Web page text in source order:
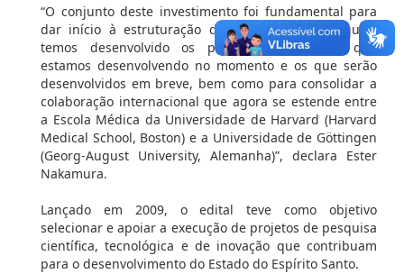
“O conjunto deste investimento foi fundamental para
dar início à estruturação das bases sobre às quais
temos desenvolvido os projetos iniciais, os que
estamos desenvolvendo no momento e os que serão
desenvolvidos em breve, bem como para consolidar a
colaboração internacional que agora se estende entre
a Escola Médica da Universidade de Harvard (Harvard
Medical School, Boston) e a Universidade de Göttingen
(Georg-August University, Alemanha)”, declara Ester
Nakamura.
Lançado em 2009, o edital teve como objetivo
selecionar e apoiar a execução de projetos de pesquisa
científica, tecnológica e de inovação que contribuam
para o desenvolvimento do Estado do Espírito Santo.